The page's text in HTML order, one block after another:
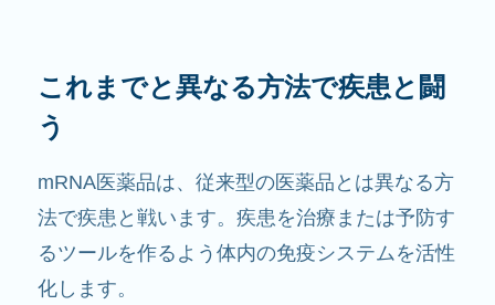
これまでと異なる方法で疾患と闘
う
mRNA医薬品は、従来型の医薬品とは異なる方
法で疾患と戦います。疾患を治療または予防す
るツールを作るよう体内の免疫システムを活性
化します。